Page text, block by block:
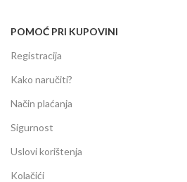
POMOĆ PRI KUPOVINI
Registracija
Kako naručiti?
Način plaćanja
Sigurnost
Uslovi korištenja
Kolačići